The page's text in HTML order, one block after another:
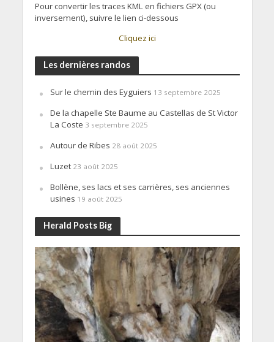
Pour convertir les traces KML en fichiers GPX (ou
inversement), suivre le lien ci-dessous
Cliquez ici
Les dernières randos
Sur le chemin des Eyguiers 13 septembre 2025
De la chapelle Ste Baume au Castellas de St Victor
La Coste 3 septembre 2025
Autour de Ribes 28 août 2025
Luzet 23 août 2025
Bollène, ses lacs et ses carrières, ses anciennes
usines 19 août 2025
Herald Posts Big